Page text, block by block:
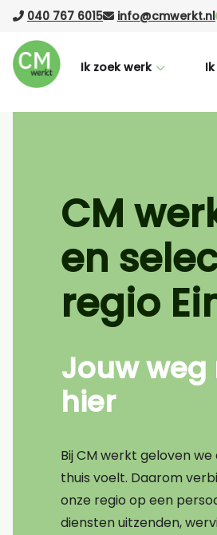
040 767 6015 info@cmwerkt.nl
Ik zoek werk
Voor werknemers
Nederlandse
Logistiek
Office
Bouw
Transport
AI CV scan
CM
en
regio
Jouw
hier
Bij CM werkt geloven
thuis voelt. Daarom
onze regio op een
diensten uitzenden,